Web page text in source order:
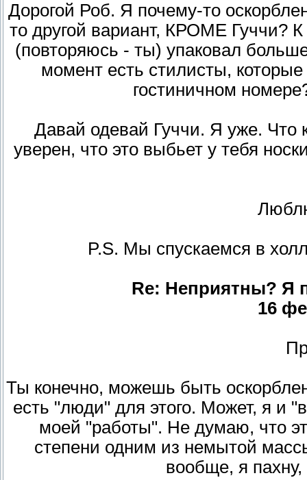
Дорогой Роб. Я почему-то
то другой вариант, КРОМЕ Гуччи?
(повторяюсь - ты) упаковал
момент есть стилисты,
гостиничном
Давай одевай Гуччи. Я уже. Что
уверен, что это выбьет у тебя
P.S. Мы спускаемся в
Re: Неприятны? Я
16
Ты конечно, можешь быть
есть "люди" для этого. Может, я и
моей "работы". Не думаю, что
степени одним из немытой
вообще, я пахну,